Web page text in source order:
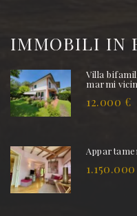
IMMOBILI IN
Villa
marmi
12.000 €